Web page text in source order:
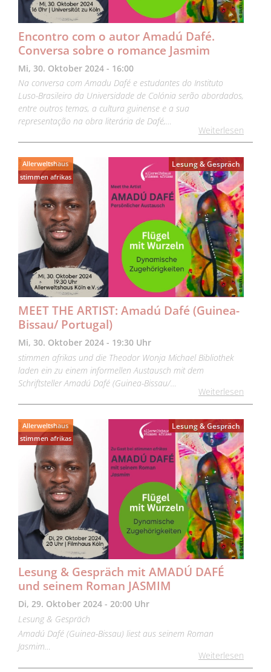
Encontro com o autor Amadú Dafé.
Conversa sobre o romance Jasmim
Mi, 30. Oktober 2024 - 16:00
Na conversa com Amadu Dafé e estudantes do Instituto
Luso-Brasileiro da Universidade de Colónia serão abordados,
entre outros temas, a cultura guinense e a sua
representação na obra literária de Dafé,…
Weiterlesen
Allerweltshaus
stimmen afrikas
Lesung & Gespräch
MEET THE ARTIST: Amadú Dafé (Guinea-
Bissau/ Portugal)
Mi, 30. Oktober 2024 - 19:30 Uhr
stimmen afrikas und die Theodor Wonja Michael Bibliothek
laden ein zu einem informellen Austausch mit dem
Schriftsteller Amadú Dafé (Guinea-Bissau/…
Weiterlesen
Allerweltshaus
stimmen afrikas
Lesung & Gespräch
Lesung & Gespräch mit AMADÚ DAFÉ
und seinem Roman JASMIM
Di, 29. Oktober 2024 - 20:00 Uhr
Lesung & Gespräch
Amadú Dafé (Guinea-Bissau) liest aus seinem Roman
Jasmim…
Weiterlesen